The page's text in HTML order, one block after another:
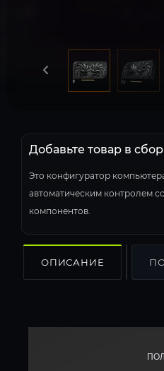
Добавьте товар в
Это конфигуратор
автоматическим контролем
компонентов.
ОПИСАНИЕ